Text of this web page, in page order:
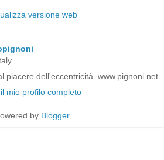
versione web
piacere dell'eccentricità. www.pignoni.net
mio profilo completo
by Blogger.